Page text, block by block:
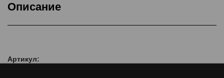
Описание
Артикул: